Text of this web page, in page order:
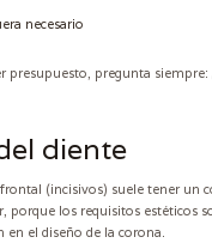
necesario
presupuesto, pregunta siempre:
diente
(incisivos) suele tener un
porque los requisitos estéticos
en el diseño de la corona.